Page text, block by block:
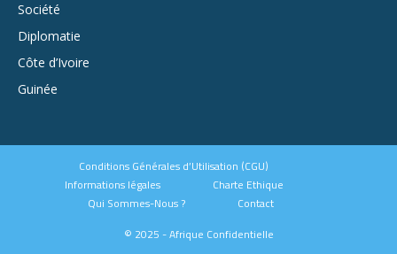
Société
Diplomatie
Côte d’Ivoire
Guinée
Conditions Générales d’Utilisation (CGU)
Informations légales
Charte Ethique
Qui Sommes-Nous ?
Contact
© 2025 - Afrique Confidentielle